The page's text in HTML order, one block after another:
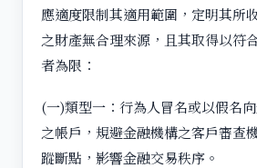
應適度限制其適用範圍，定明其所
之財產無合理來源，且其取得以符
者為限：
(一)類型一：行為人冒名或以假名
之帳戶，規避金融機構之客戶審查
蹤斷點，影響金融交易秩序。